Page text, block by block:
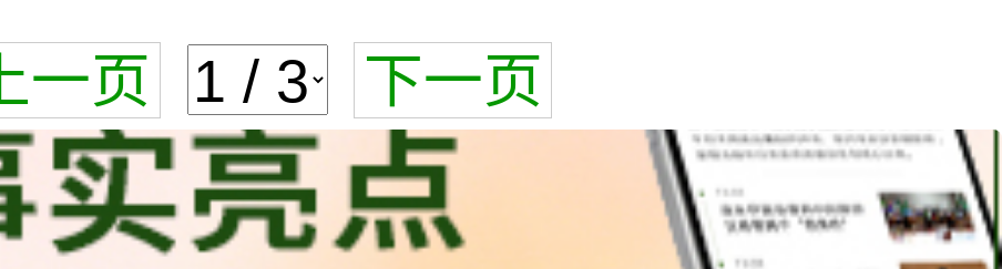
上一页 下一页